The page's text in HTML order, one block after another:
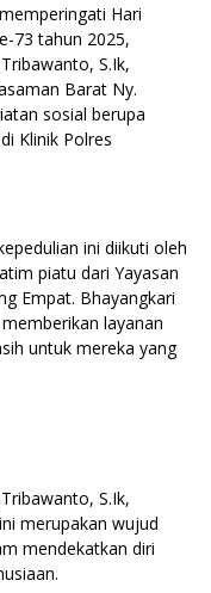
Hari
73 tahun 2025,
S.Ik,
Barat Ny.
sosial berupa
Klinik Polres
ini diikuti oleh
piatu dari Yayasan
Empat. Bhayangkari
layanan
untuk mereka yang
S.Ik,
merupakan wujud
mendekatkan diri